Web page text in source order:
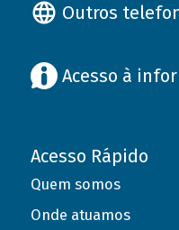
Outros
Acesso à
Acesso Rápido
Quem somos
Onde atuamos